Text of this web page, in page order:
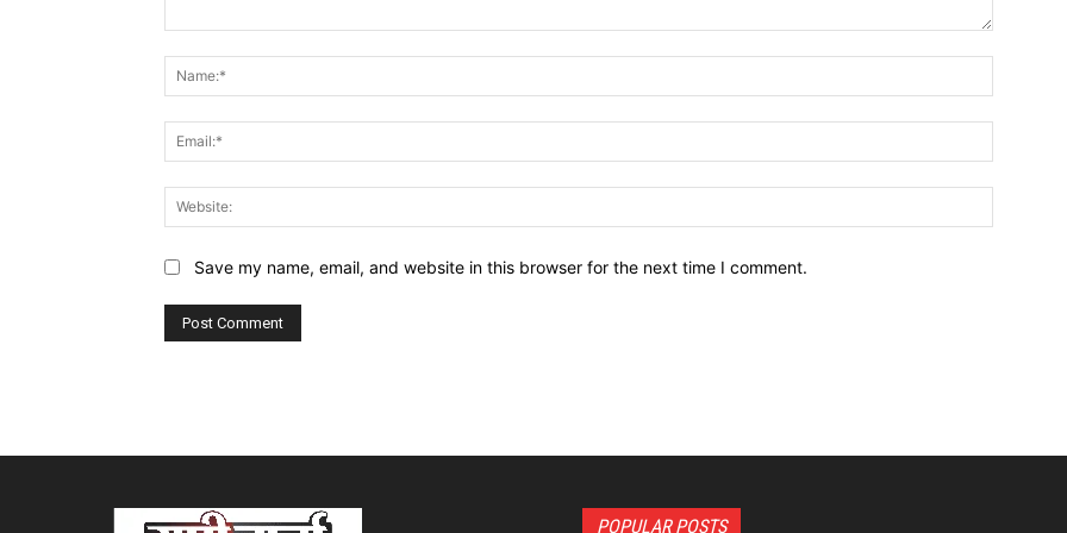
Save my name, email, and website in this browser for the next time I comment.
POPULAR POSTS